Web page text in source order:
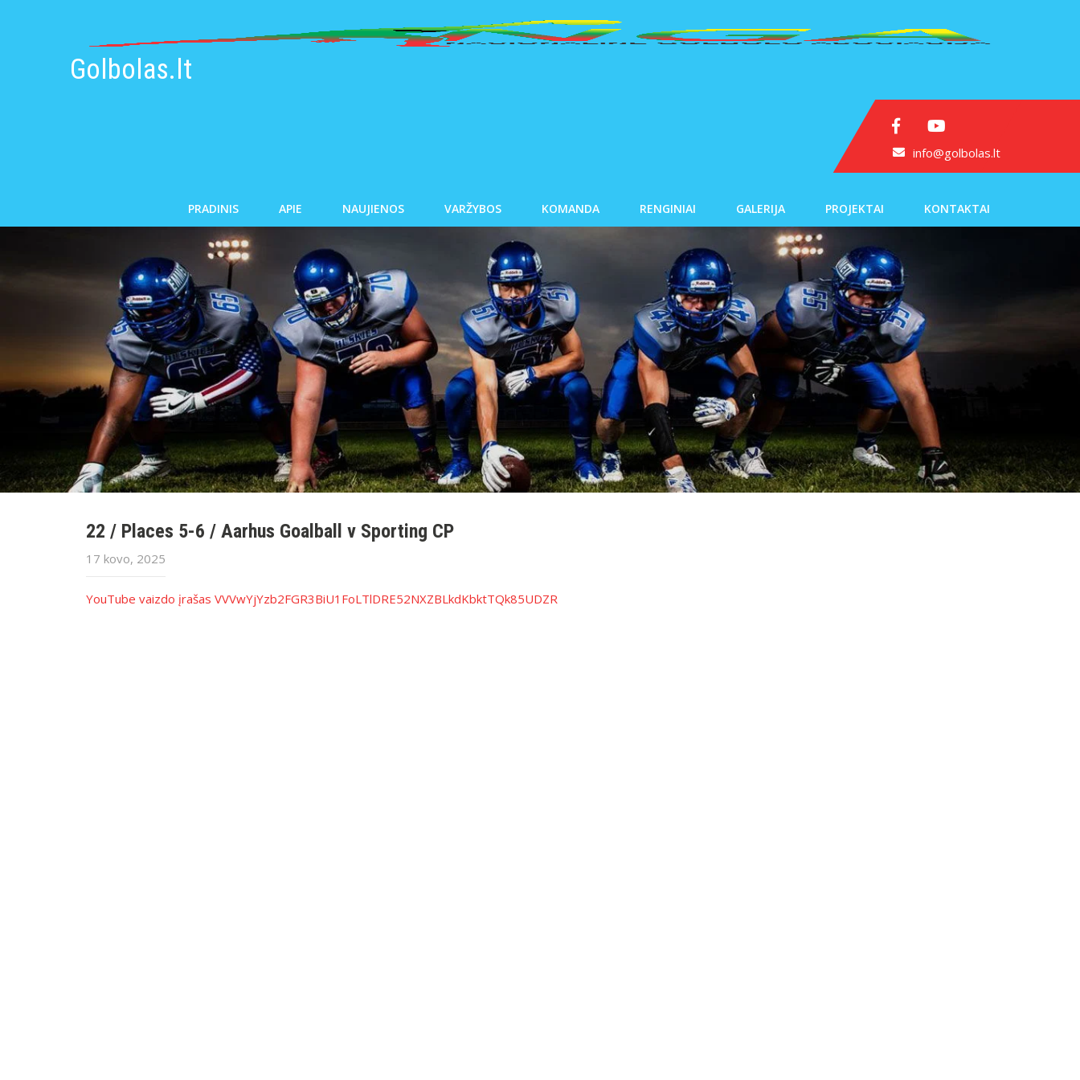
Golbolas.lt
info@golbolas.lt
PRADINIS APIE NAUJIENOS VARŽYBOS KOMANDA RENGINIAI GALERIJA PROJEKTAI KONTAKTAI
22 / Places 5-6 / Aarhus Goalball v Sporting CP
17 kovo, 2025
YouTube vaizdo įrašas VVVwYjYzb2FGR3BiU1FoLTlDRE52NXZBLkdKbktTQk85UDZR